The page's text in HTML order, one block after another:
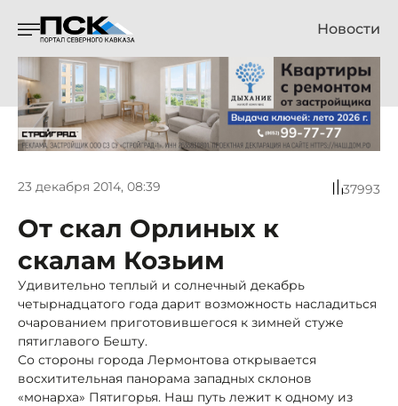
Новости
23 декабря 2014, 08:39 37993
От скал Орлиных к
скалам Козьим
Удивительно теплый и солнечный декабрь
четырнадцатого года дарит возможность насладиться
очарованием приготовившегося к зимней стуже
пятиглавого Бешту.
Со стороны города Лермонтова открывается
восхитительная панорама западных склонов
«монарха» Пятигорья. Наш путь лежит к одному из